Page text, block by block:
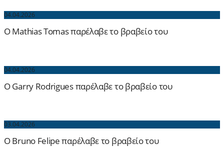
04.04.2026
O Mathias Tomas παρέλαβε το βραβείο του
04.04.2026
O Garry Rodrigues παρέλαβε το βραβείο του
03.04.2026
O Bruno Felipe παρέλαβε το βραβείο του